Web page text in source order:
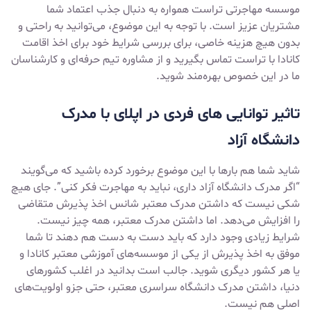
موسسه مهاجرتی تراست همواره به دنبال جذب اعتماد شما
مشتریان عزیز است. با توجه به این موضوع، می‌توانید به راحتی و
بدون هیچ هزینه خاصی، برای بررسی شرایط خود برای اخذ اقامت
کانادا با تراست تماس بگیرید و از مشاوره تیم حرفه‌ای و کارشناسان
ما در این خصوص بهره‌مند شوید.
تاثیر توانایی ‌های فردی در اپلای با مدرک
دانشگاه آزاد
شاید شما هم بارها با این موضوع برخورد کرده باشید که می‌گویند
“اگر مدرک دانشگاه آزاد داری، نباید به مهاجرت فکر کنی”. جای هیچ
شکی نیست که داشتن مدرک معتبر شانس اخذ پذیرش متقاضی
را افزایش می‌دهد. اما داشتن مدرک معتبر، همه چیز نیست.
شرایط زیادی وجود دارد که باید دست به دست هم دهند تا شما
موفق به اخذ پذیرش از یکی از موسسه‌های آموزشی معتبر کانادا و
یا هر کشور دیگری شوید. جالب است بدانید در اغلب کشورهای
دنیا، داشتن مدرک دانشگاه سراسری معتبر، حتی جزو اولویت‌های
اصلی هم نیست.